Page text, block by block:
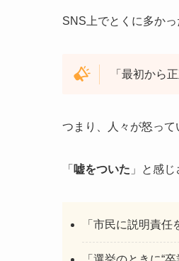
SNS上でとくに多かっ
「最初から
つまり、人々が怒って
「 嘘をついた 」と感
「市民に説明責任